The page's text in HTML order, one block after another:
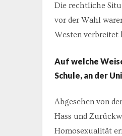
Die rechtliche
vor der Wahl
Westen verbreitet
Auf welche
Schule, an der
Abgesehen von
Hass und
Homosexualität